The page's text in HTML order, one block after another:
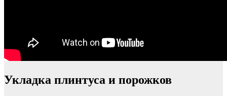
Укладка плинтуса и порожков